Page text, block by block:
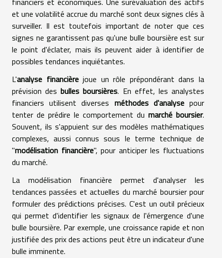
et une volatilité accrue du marché sont deux signes clés à
surveiller. Il est toutefois important de noter que ces
signes ne garantissent pas qu'une bulle boursière est sur
le point d'éclater, mais ils peuvent aider à identifier de
possibles tendances inquiétantes.
L'analyse financièrejoue un rôle prépondérant dans la
prévision desbulles boursières. En effet, les analystes
financiers utilisent diverses méthodes d'analysepour
tenter de prédire le comportement du marché boursier.
Souvent, ils s'appuient sur des modèles mathématiques
complexes, aussi connus sous le terme technique de
"modélisation financière", pour anticiper les fluctuations
du marché.
La modélisation financière permet d'analyser les
tendances passées et actuelles du marché boursier pour
formuler des prédictions précises. C'est un outil précieux
qui permet d'identifier les signaux de l'émergence d'une
bulle boursière. Par exemple, une croissance rapide et non
justifiée des prix des actions peut être un indicateur d'une
bulle imminente.